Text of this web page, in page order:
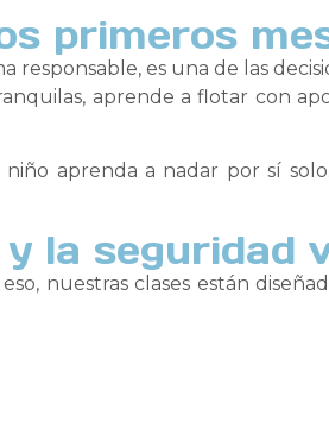
primeros
es una de las
aprende a flotar con
aprenda a nadar por sí
la seguridad
nuestras clases están